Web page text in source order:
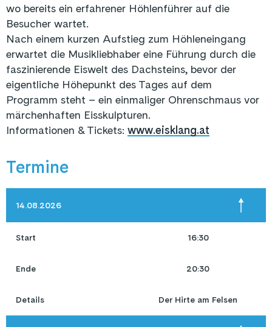
wo bereits ein erfahrener Höhlenführer auf die
Besucher wartet.
Nach einem kurzen Aufstieg zum Höhleneingang
erwartet die Musikliebhaber eine Führung durch die
faszinierende Eiswelt des Dachsteins, bevor der
eigentliche Höhepunkt des Tages auf dem
Programm steht – ein einmaliger Ohrenschmaus vor
märchenhaften Eisskulpturen.
Informationen & Tickets: www.eisklang.at
Termine
14.08.2026
Start 16:30
Ende 20:30
Details Der Hirte am Felsen